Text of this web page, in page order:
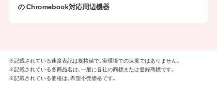
の Chromebook対応周辺機器
※記載されている速度表記は規格値で、実環境での速度ではありません。
※記載されている各商品名は、一般に各社の商標または登録商標です。
※記載されている価格は、希望小売価格です。